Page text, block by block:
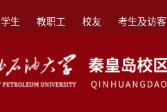
学生 教职工 校友 考生及访客